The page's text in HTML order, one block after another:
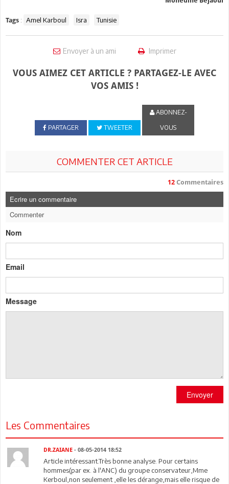
Tags : Amel Karboul Isra Tunisie
Envoyer à un ami Imprimer
VOUS AIMEZ CET ARTICLE ? PARTAGEZ-LE AVEC
VOS AMIS !
PARTAGER TWEETER
ABONNEZ-
VOUS
COMMENTER CET ARTICLE
12 Commentaires
Ecrire un commentaire
Commenter
Nom
Email
Message
Envoyer
Les Commentaires
DR.ZAIANE - 08-05-2014 18:52
Article intéressant.Très bonne analyse. Pour certains
hommes(par ex. à l'ANC) du groupe conservateur,Mme
Kerboul,non seulement ,elle les dérange,mais elle risque de